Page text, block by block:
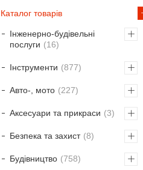
Каталог товарів
Інженерно-будівельні
послуги
16
Інструменти 877
Авто-, мото 227
Аксесуари та прикраси 3
Безпека та захист 8
Будівництво 758